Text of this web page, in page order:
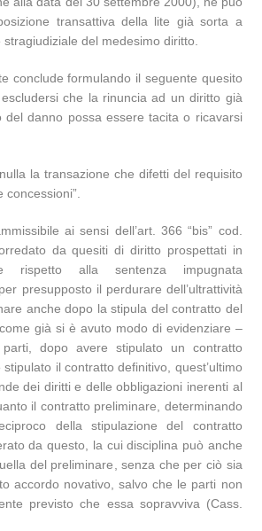
transattiva della lite già sorta a
stragiudiziale del medesimo diritto.
conclude formulando il seguente quesito
che la rinuncia ad un diritto già
del danno possa essere tacita o ricavarsi
la transazione che difetti del requisito
ai sensi dell’art. 366 “bis” cod.
da quesiti di diritto prospettati in
rispetto alla sentenza impugnata
presupposto il perdurare dell’ultrattività
anche dopo la stipula del contratto del
già si è avuto modo di evidenziare –
dopo avere stipulato un contratto
il contratto definitivo, quest’ultimo
dei diritti e delle obbligazioni inerenti al
il contratto preliminare, determinando
della stipulazione del contratto
da questo, la cui disciplina può anche
del preliminare, senza che per ciò sia
accordo novativo, salvo che le parti non
previsto che essa sopravviva (Cass.